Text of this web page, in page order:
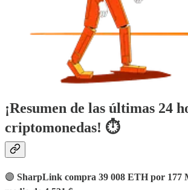
¡Resumen de las últimas 24
criptomonedas! ⏱
🟣 SharpLink compra 39 008 ETH por 177